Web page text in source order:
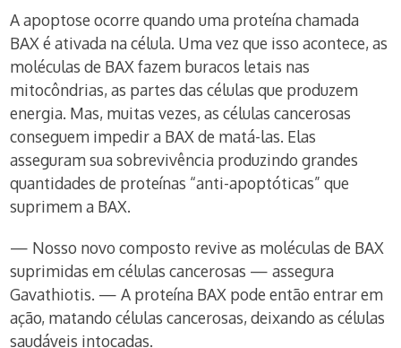
A apoptose ocorre quando uma proteína chamada
BAX é ativada na célula. Uma vez que isso acontece, as
moléculas de BAX fazem buracos letais nas
mitocôndrias, as partes das células que produzem
energia. Mas, muitas vezes, as células cancerosas
conseguem impedir a BAX de matá-las. Elas
asseguram sua sobrevivência produzindo grandes
quantidades de proteínas “anti-apoptóticas” que
suprimem a BAX.
— Nosso novo composto revive as moléculas de BAX
suprimidas em células cancerosas — assegura
Gavathiotis. — A proteína BAX pode então entrar em
ação, matando células cancerosas, deixando as células
saudáveis intocadas.